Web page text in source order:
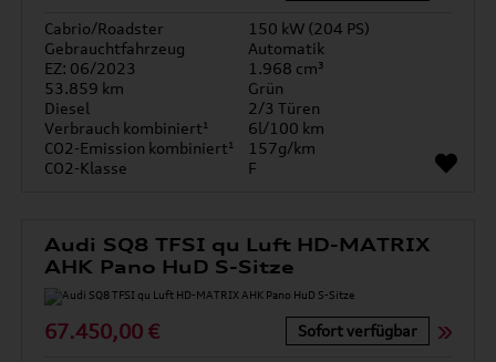
Cabrio/Roadster
150 kW (204 PS)
Gebrauchtfahrzeug
Automatik
EZ: 06/2023
1.968 cm³
53.859 km
Grün
Diesel
2/3 Türen
Verbrauch kombiniert¹
6l/100 km
CO2-Emission kombiniert¹
157g/km
CO2-Klasse
F
Audi SQ8 TFSI qu Luft HD-MATRIX
AHK Pano HuD S-Sitze
67.450,00 € Sofort verfügbar